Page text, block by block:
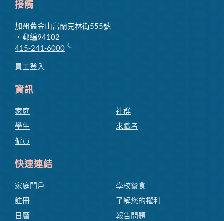
接觸
加州舊金山富蘭克林街555號
，郵編94102
415-241-6000
員工登入
資訊
家庭
學生
僱員
社群
求職者
快速連結
家庭門戶
註冊
日曆
學校餐食
了解您的權利
報告問題